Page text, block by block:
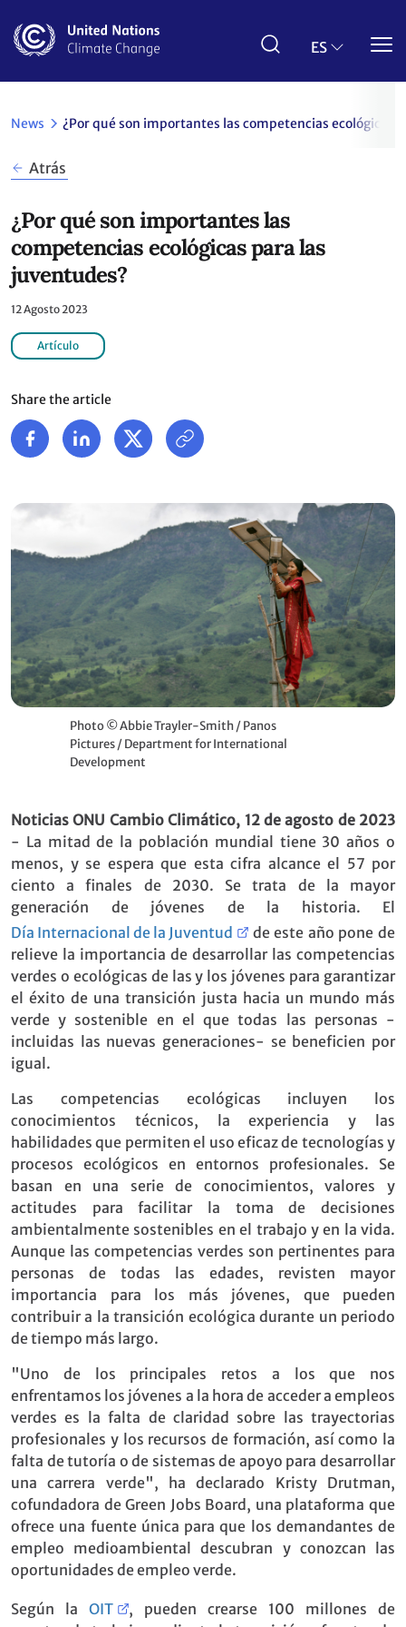
contenido
ES
News ¿Por qué son importantes las competencias ecológicas
Atrás
¿Por qué son importantes las
competencias ecológicas para las
juventudes?
12 Agosto 2023
Artículo
Share the article
Photo © Abbie Trayler-Smith / Panos
Pictures / Department for International
Development
Noticias ONU Cambio Climático, 12 de agosto de 2023
- La mitad de la población mundial tiene 30 años o
menos, y se espera que esta cifra alcance el 57 por
ciento a finales de 2030. Se trata de la mayor
generación de jóvenes de la historia. El
Día Internacional de la Juventud
de este año pone de
relieve la importancia de desarrollar las competencias
verdes o ecológicas de las y los jóvenes para garantizar
el éxito de una transición justa hacia un mundo más
verde y sostenible en el que todas las personas -
incluidas las nuevas generaciones- se beneficien por
igual.
Las competencias ecológicas incluyen los
conocimientos técnicos, la experiencia y las
habilidades que permiten el uso eficaz de tecnologías y
procesos ecológicos en entornos profesionales. Se
basan en una serie de conocimientos, valores y
actitudes para facilitar la toma de decisiones
ambientalmente sostenibles en el trabajo y en la vida.
Aunque las competencias verdes son pertinentes para
personas de todas las edades, revisten mayor
importancia para los más jóvenes, que pueden
contribuir a la transición ecológica durante un periodo
de tiempo más largo.
"Uno de los principales retos a los que nos
enfrentamos los jóvenes a la hora de acceder a empleos
verdes es la falta de claridad sobre las trayectorias
profesionales y los recursos de formación, así como la
falta de tutoría o de sistemas de apoyo para desarrollar
una carrera verde", ha declarado Kristy Drutman,
cofundadora de Green Jobs Board, una plataforma que
ofrece una fuente única para que los demandantes de
empleo medioambiental descubran y conozcan las
oportunidades de empleo verde.
Según la OIT
, pueden crearse 100 millones de